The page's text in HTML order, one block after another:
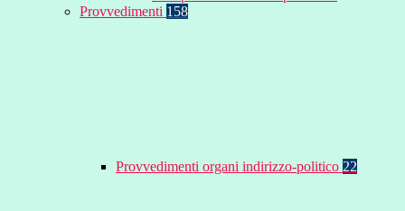
Provvedimenti 158
Provvedimenti organi indirizzo-politico 22